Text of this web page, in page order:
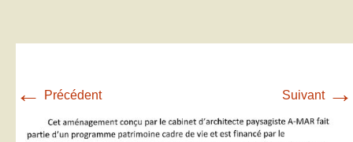
← Précédent Suivant →